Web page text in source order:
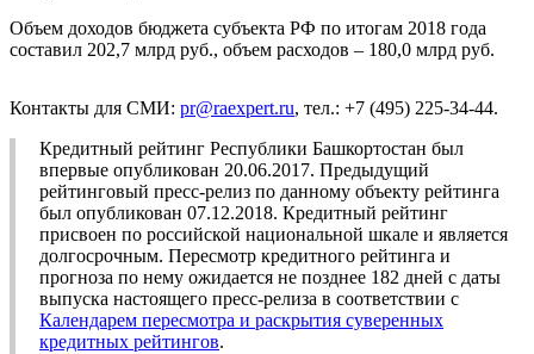
Объем доходов бюджета субъекта РФ по итогам 2018 года
составил 202,7 млрд руб., объем расходов – 180,0 млрд руб.
Контакты для СМИ: pr@raexpert.ru, тел.: +7 (495) 225-34-44.
Кредитный рейтинг Республики Башкортостан был
впервые опубликован 20.06.2017. Предыдущий
рейтинговый пресс-релиз по данному объекту рейтинга
был опубликован 07.12.2018. Кредитный рейтинг
присвоен по российской национальной шкале и является
долгосрочным. Пересмотр кредитного рейтинга и
прогноза по нему ожидается не позднее 182 дней с даты
выпуска настоящего пресс-релиза в соответствии с
Календарем пересмотра и раскрытия суверенных
кредитных рейтингов.